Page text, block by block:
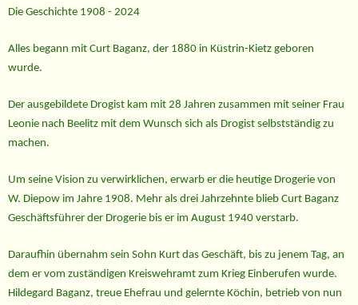
Die Geschichte 1908 - 2024
Alles begann mit Curt Baganz, der 1880 in Küstrin-Kietz geboren
wurde.
Der ausgebildete Drogist kam mit 28 Jahren zusammen mit seiner Frau
Leonie nach Beelitz mit dem Wunsch sich als Drogist selbstständig zu
machen.
Um seine Vision zu verwirklichen, erwarb er die heutige Drogerie von
W. Diepow im Jahre 1908. Mehr als drei Jahrzehnte blieb Curt Baganz
Geschäftsführer der Drogerie bis er im August 1940 verstarb.
Daraufhin übernahm sein Sohn Kurt das Geschäft, bis zu jenem Tag, an
dem er vom zuständigen Kreiswehramt zum Krieg Einberufen wurde.
Hildegard Baganz, treue Ehefrau und gelernte Köchin, betrieb von nun